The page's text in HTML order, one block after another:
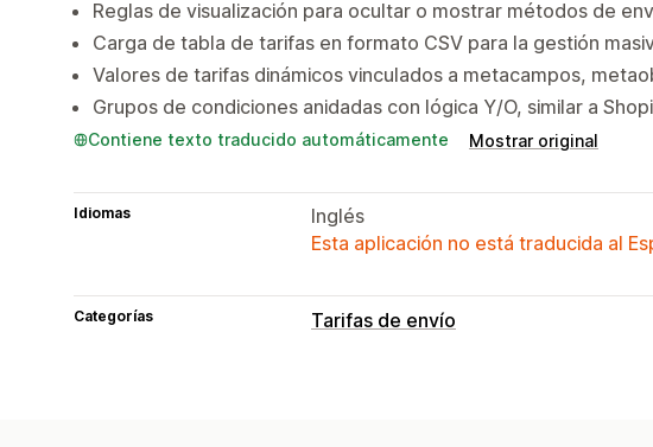
Reglas de visualización para ocultar o mostrar métodos de
Carga de tabla de tarifas en formato CSV para la gestión
Valores de tarifas dinámicos vinculados a metacampos,
Grupos de condiciones anidadas con lógica Y/O, similar a
Contiene texto traducido automáticamente Mostrar original
Idiomas
Inglés
Esta aplicación no está traducida al
Categorías Tarifas de envío